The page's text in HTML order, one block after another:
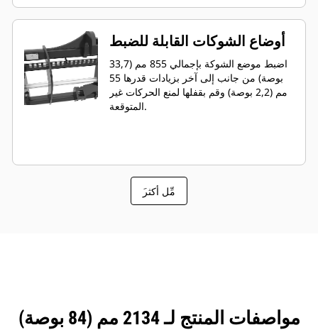
أوضاع الشوكات القابلة للضبط
اضبط موضع الشوكة بإجمالي 855 مم (33,7
بوصة) من جانب إلى آخر بزيادات قدرها 55
مم (2,2 بوصة) وقم بقفلها لمنع الحركات غير
المتوقعة.
َمِّل أكثر
مواصفات المنتج لـ 2134 مم (84 بوصة)